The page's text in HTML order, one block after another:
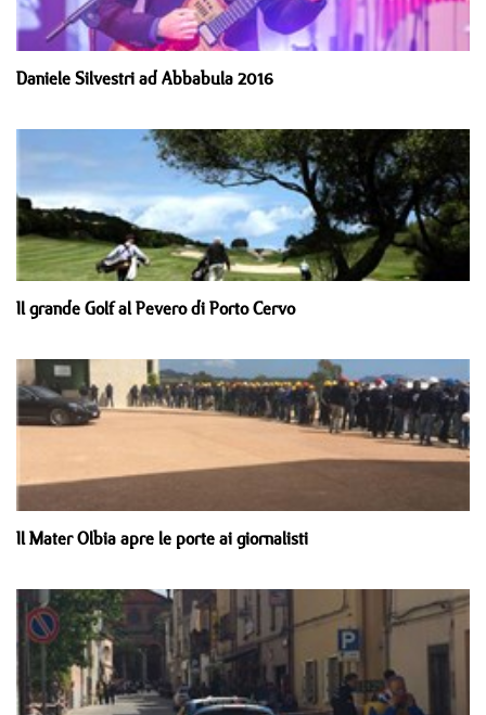
Daniele Silvestri ad Abbabula 2016
Il grande Golf al Pevero di Porto Cervo
Il Mater Olbia apre le porte ai giornalisti